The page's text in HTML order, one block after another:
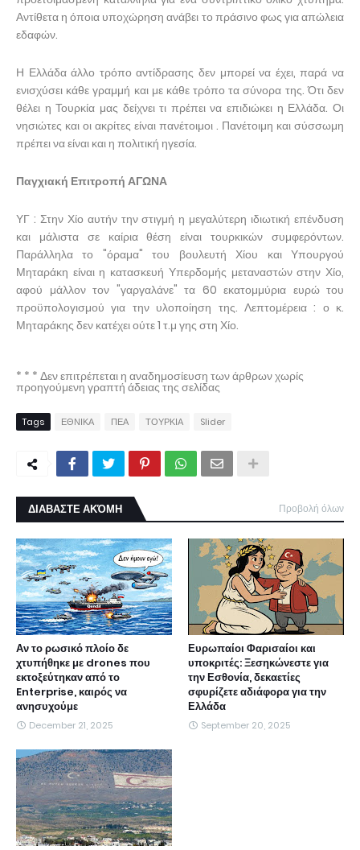
Αντίθετα η όποια υποχώρηση ανάβει το πράσινο φως για απώλεια
εδαφών.
Η Ελλάδα άλλο τρόπο αντίδρασης δεν μπορεί να έχει, παρά να
ενισχύσει κάθε γραμμή και με κάθε τρόπο τα σύνορα της. Ότι δεν
θέλει η Τουρκία μας δείχνει τι πρέπει να επιδιώκει η Ελλάδα. Οι
νησιώτες και οι ακρίτες είναι πανέτοιμοι . Πανέτοιμη και σύσσωμη
πρέπει να είναι και η πολιτική ηγεσία.
Παγχιακή Επιτροπή ΑΓΩΝΑ
ΥΓ : Στην Χίο αυτήν την στιγμή η μεγαλύτερη ιδιωτική επένδυση
και μάλιστα σε καίρια θέση είναι τουρκικών συμφερόντων.
Παράλληλα το "όραμα" του βουλευτή Χίου και Υπουργού
Μηταράκη είναι η κατασκευή Υπερδομής μεταναστών στην Χίο,
αφού μάλλον τον "γαργαλάνε" τα 60 εκατομμύρια ευρώ του
προϋπολογισμού για την υλοποίηση της. Λεπτομέρεια : ο κ.
Μηταράκης δεν κατέχει ούτε 1 τ.μ γης στη Χίο.
* * * Δεν επιτρέπεται η αναδημοσίευση των άρθρων χωρίς
προηγούμενη γραπτή άδειας της σελίδας
Tags ΕΘΝΙΚΑ ΠΕΑ ΤΟΥΡΚΙΑ Slider
ΔΙΑΒΑΣΤΕ ΑΚΌΜΗ Προβολή όλων
Αν το ρωσικό πλοίο δε
χτυπήθηκε με drones που
εκτοξεύτηκαν από το
Enterprise, καιρός να
ανησυχούμε
December 21, 2025
Ευρωπαίοι Φαρισαίοι και
υποκριτές: Ξεσηκώνεστε για
την Εσθονία, δεκαετίες
σφυρίζετε αδιάφορα για την
Ελλάδα
September 20, 2025